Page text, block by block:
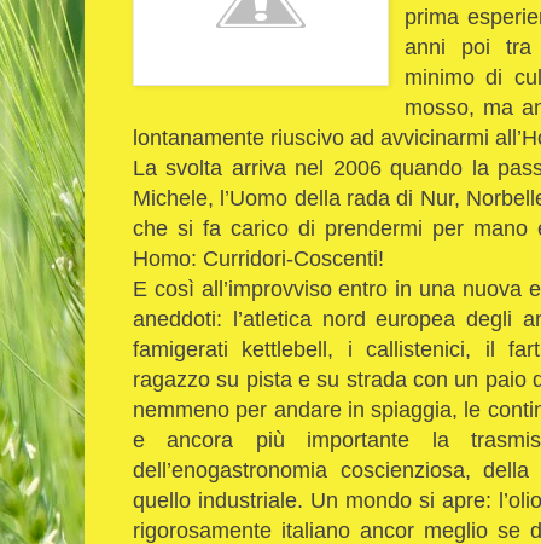
prima
anni poi tra
minimo di
mosso, ma
lontanamente riuscivo ad avvicinarmi
La svolta arriva nel 2006 quando la
Michele, l’Uomo della rada di Nur,
che si fa carico di prendermi per
Homo: Curridori-Coscenti!
E così all’improvviso entro in una nuova
aneddoti: l’atletica nord europea degli
famigerati kettlebell, i callistenici, il
ragazzo su pista e su strada con un paio
nemmeno per andare in spiaggia, le
e ancora più importante la
dell’enogastronomia coscienziosa,
quello industriale. Un mondo si apre:
rigorosamente italiano ancor meglio se